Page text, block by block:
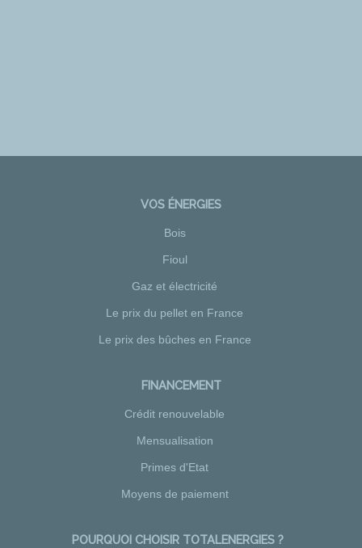
VOS ÉNERGIES
Bois
Fioul
Gaz et électricité
Le prix du pellet en France
Le prix des bûches en France
FINANCEMENT
Crédit renouvelable
Mensualisation
Primes d'Etat
Moyens de paiement
POURQUOI CHOISIR TOTALENERGIES ?